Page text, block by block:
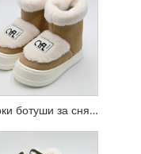
Високи ботуши за сняг с космати уста